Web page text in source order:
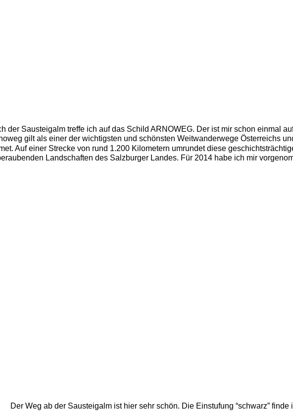
der Sausteigalm treffe ich auf das Schild ARNOWEG. Der ist mir schon einmal
gilt als einer der wichtigsten und schönsten Weitwanderwege Österreichs
Auf einer Strecke von rund 1.200 Kilometern umrundet diese
Landschaften des Salzburger Landes. Für 2014 habe ich mir
Der Weg ab der Sausteigalm ist hier sehr schön. Die Einstufung “schwarz”